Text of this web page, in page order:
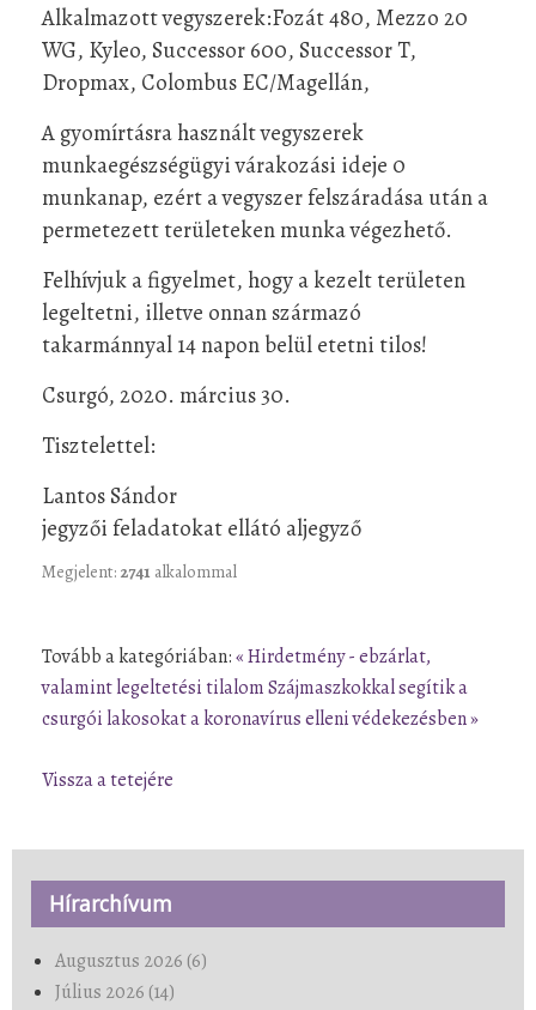
Alkalmazott vegyszerek:Fozát 480, Mezzo 20
WG, Kyleo, Successor 600, Successor T,
Dropmax, Colombus EC/Magellán,
A gyomírtásra használt vegyszerek
munkaegészségügyi várakozási ideje 0
munkanap, ezért a vegyszer felszáradása után a
permetezett területeken munka végezhető.
Felhívjuk a figyelmet, hogy a kezelt területen
legeltetni, illetve onnan származó
takarmánnyal 14 napon belül etetni tilos!
Csurgó, 2020. március 30.
Tisztelettel:
Lantos Sándor
jegyzői feladatokat ellátó aljegyző
Megjelent: 2741 alkalommal
Tovább a kategóriában:« Hirdetmény - ebzárlat,
valamint legeltetési tilalomSzájmaszkokkal segítik a
csurgói lakosokat a koronavírus elleni védekezésben »
Vissza a tetejére
Hírarchívum
Augusztus 2026 (6)
Július 2026 (14)